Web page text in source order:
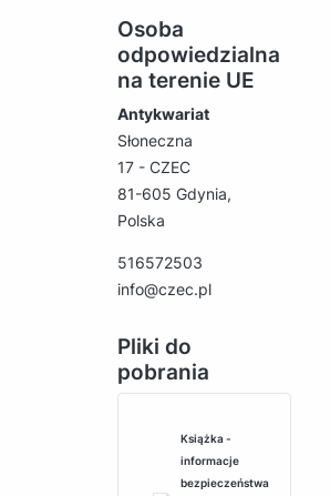
Osoba
odpowiedzialna
na terenie UE
Antykwariat
Słoneczna
17 - CZEC
81-605 Gdynia,
Polska
516572503
info@czec.pl
Pliki do
pobrania
Książka -
informacje
bezpieczeństwa